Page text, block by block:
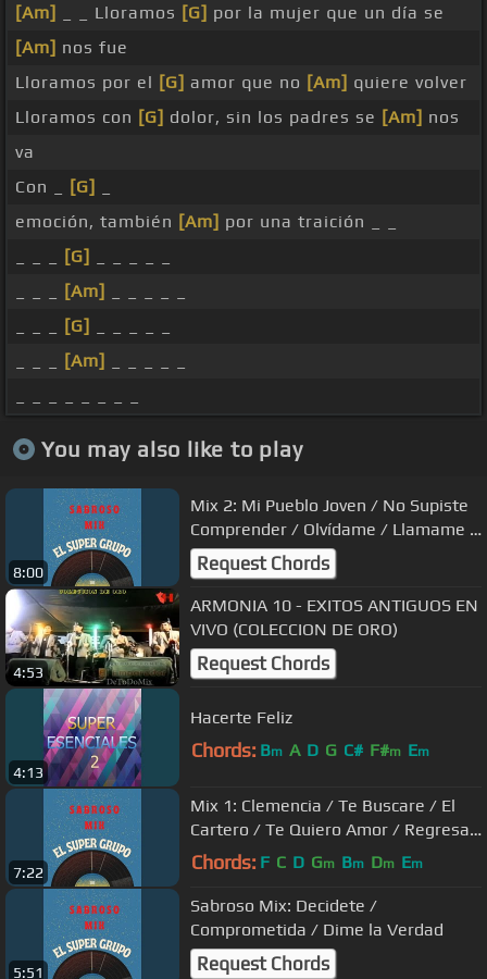
[Am]
_ _ Lloramos [G] por la mujer que un día se
[Am] nos fue
Lloramos por el [G] amor que no [Am] quiere volver
Lloramos con [G] dolor, sin los padres se [Am] nos
va
Con _
[G]
emoción, también [Am] por una traición _ _
[G]
[Am]
[G]
[Am]
You may also like to play
8:00
Mix 2: Mi Pueblo Joven / No Supiste
Comprender / Olvídame / Llamame /
Traición y Engaño
Request Chords
4:53
ARMONIA 10 - EXITOS ANTIGUOS EN
VIVO (COLECCION DE ORO)
Request Chords
4:13
Hacerte Feliz
Chords: Bm A D G C# F#m Em
7:22
Mix 1: Clemencia / Te Buscare / El
Cartero / Te Quiero Amor / Regresa /
Orgulloso
Chords: F C D Gm Bm Dm Em
5:51
Sabroso Mix: Decidete /
Comprometida / Dime la Verdad
Request Chords